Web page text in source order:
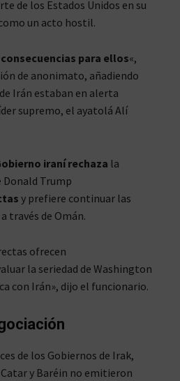
de los Estados Unidos en su
un acto hostil.
para ellos«,
de anonimato, añadiendo
Irán estaban en alerta
supremo, el ayatolá Alí
iraní rechaza la
Trump
y prefiere continuar las
través de Omán.
ofrecen
la seriedad de Washington
con Irán», dijo el funcionario.
de los Gobiernos de Irak,
y Baréin no emitieron